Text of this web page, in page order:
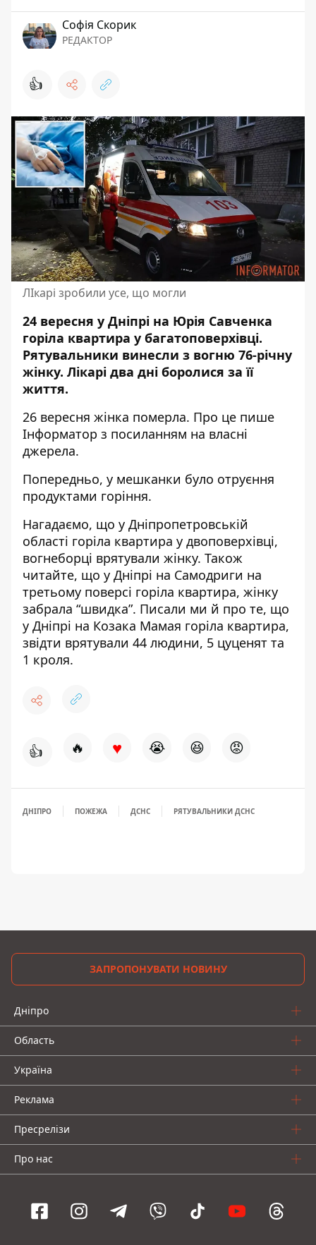
Софія Скорик
РЕДАКТОР
👍
ЛІкарі зробили усе, що могли
24 вересня у Дніпрі на Юрія Савченка
горіла квартира у багатоповерхівці.
Рятувальники винесли з вогню 76-річну
жінку. Лікарі два дні боролися за її
життя.
26 вересня жінка померла. Про це пише
Інформатор з посиланням на власні
джерела.
Попередньо, у мешканки було отруєння
продуктами горіння.
Нагадаємо, що у Дніпропетровській
області горіла квартира у двоповерхівці,
вогнеборці врятували жінку. Також
читайте, що у Дніпрі на Самодриги на
третьому поверсі горіла квартира, жінку
забрала “швидка”. Писали ми й про те, що
у Дніпрі на Козака Мамая горіла квартира,
звідти врятували 44 людини, 5 цуценят та
1 кроля.
👍 🔥 ♥ 😭 😆 😡
ДНІПРО ПОЖЕЖА ДСНС РЯТУВАЛЬНИКИ ДСНС
ЗАПРОПОНУВАТИ НОВИНУ
Дніпро
Область
Україна
Реклама
Пресрелізи
Про нас